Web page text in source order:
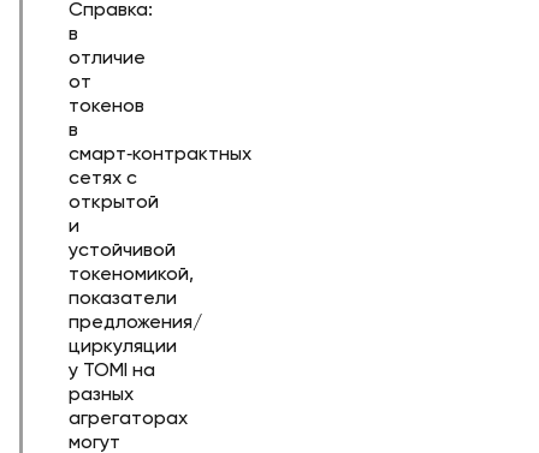
Справка:
в
отличие
от
токенов
в
смарт‑контрактных
сетях с
открытой
и
устойчивой
токеномикой,
показатели
предложения/
циркуляции
у TOMI на
разных
агрегаторах
могут